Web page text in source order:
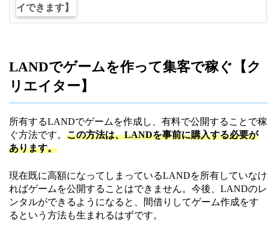
LANDでゲームを作って集客で稼ぐ【ク
リエイター】
所有するLANDでゲームを作成し、有料で公開することで稼
ぐ方法です。 この方法は、LANDを事前に購入する必要が
あります。
現在既に高額になってしまっているLANDを所有していなけ
ればゲームを公開することはできません。今後、LANDのレ
ンタルができるようになると、間借りしてゲーム作成をす
るという方法も生まれるはずです。